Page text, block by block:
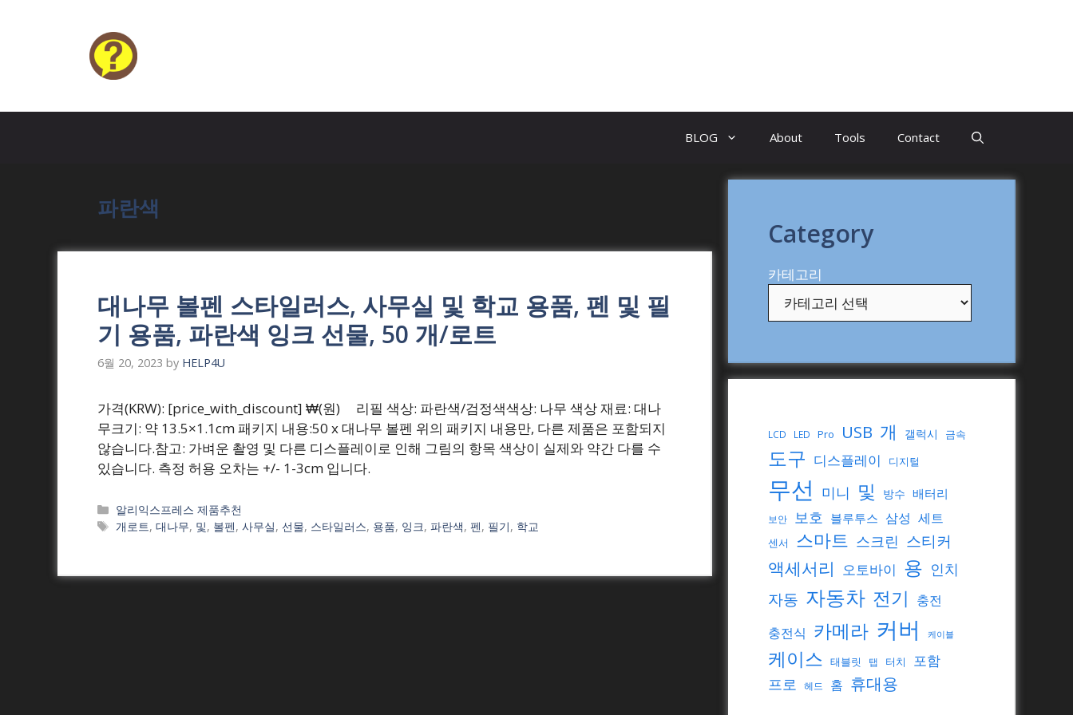
BLOG About Tools Contact
파란색
대나무 볼펜 스타일러스, 사무실 및 학교 용품, 펜 및 필
기 용품, 파란색 잉크 선물, 50 개/로트
6월 20, 2023 by HELP4U
가격(KRW): [price_with_discount] ₩(원) 리필 색상: 파란색/검정색색상: 나무 색상 재료: 대나
무크기: 약 13.5×1.1cm 패키지 내용:50 x 대나무 볼펜 위의 패키지 내용만, 다른 제품은 포함되지
않습니다.참고: 가벼운 촬영 및 다른 디스플레이로 인해 그림의 항목 색상이 실제와 약간 다를 수
있습니다. 측정 허용 오차는 +/- 1-3cm 입니다.
Categories
알리익스프레스 제품추천
Tags
개로트,대나무, 및, 볼펜,사무실, 선물, 스타일러스, 용품, 잉크,파란색,펜, 필기, 학교
Category
카테고리
LCD LED Pro USB 개 갤럭시 금속
도구 디스플레이 디지털
무선 미니 및 방수 배터리
보안 보호 블루투스 삼성 세트
센서 스마트 스크린 스티커
액세서리 오토바이 용 인치
자동 자동차 전기 충전
충전식 카메라 커버 케이블
케이스 태블릿 탭 터치 포함
프로 헤드 홈 휴대용